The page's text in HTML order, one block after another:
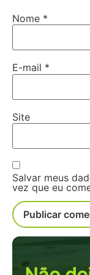
Nome *
E-mail *
Site
Salvar meus
vez que eu